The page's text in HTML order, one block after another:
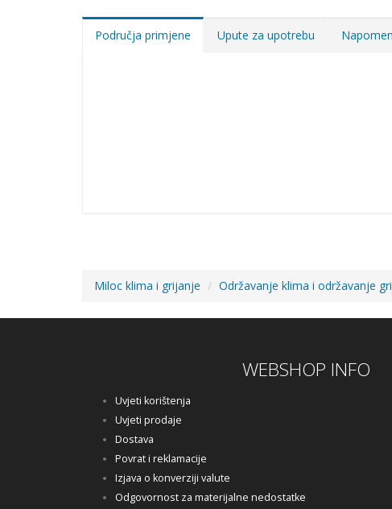
Područja primjene Upute za upotrebu
Miloc klima i grijanje Održavanje klima i održavanje
WEBSHOP INFO
Uvjeti korištenja
Uvjeti prodaje
Dostava
Povrat i reklamacije
Izjava o konverziji valute
Odgovornost za materijalne nedostatke